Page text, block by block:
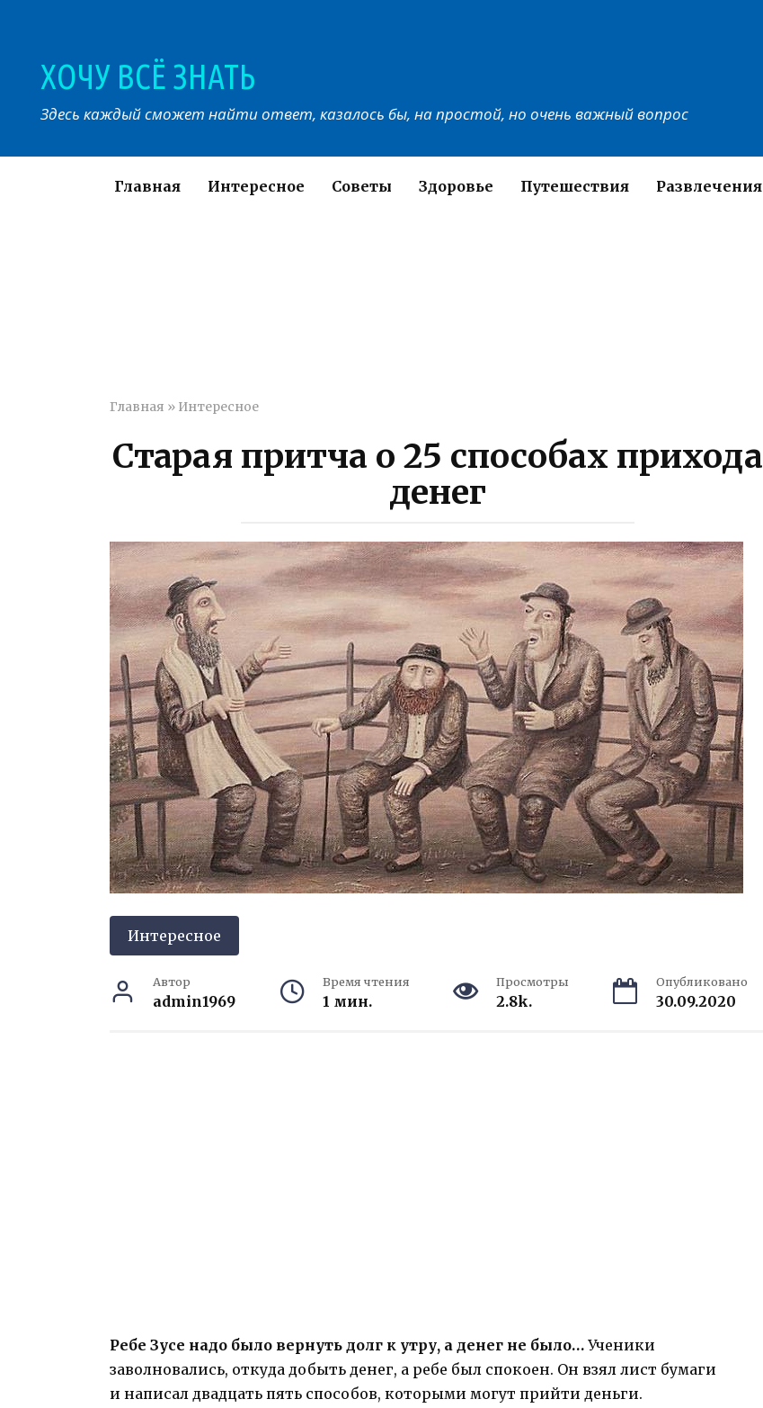
ХОЧУ ВСЁ ЗНАТЬ
Здесь каждый сможет найти ответ, казалось бы, на простой, но очень важный вопрос
Главная Интересное Советы Здоровье Путешествия Развлечения
Главная » Интересное
Старая притча о 25 способах прихода
денег
Интересное
Автор
admin1969
Время чтения
1 мин.
Просмотры
2.8k.
Опубликовано
30.09.2020
Ребе Зусе надо было вернуть долг к утру, а денег не было… Ученики
заволновались, откуда добыть денег, а ребе был спокоен. Он взял лист бумаги
и написал двадцать пять способов, которыми могут прийти деньги.